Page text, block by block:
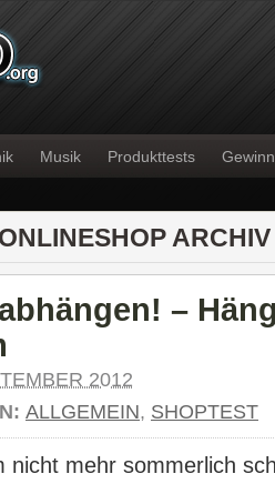
Musik Produkttests
ARCHIV
–
2012
ALLGEMEIN, SHOPTEST
nicht mehr sommerlich